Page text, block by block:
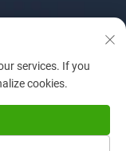
Power Co., Ltd
nas
Aktualności
services. If you
cookies.